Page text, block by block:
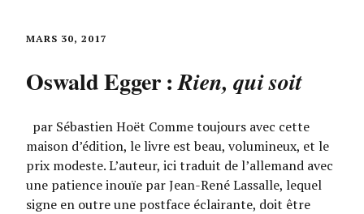
MARS 30, 2017
Oswald Egger :Rien, qui soit
par Sébastien Hoët Comme toujours avec cette
maison d’édition, le livre est beau, volumineux, et le
prix modeste. L’auteur, ici traduit de l’allemand avec
une patience inouïe par Jean-René Lassalle, lequel
signe en outre une postface éclairante, doit être